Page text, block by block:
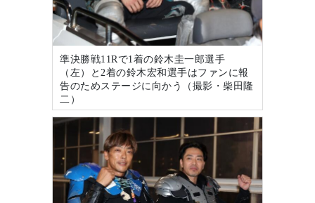
準決勝戦11Rで1着の鈴木圭一郎選手
（左）と2着の鈴木宏和選手はファンに報
告のためステージに向かう（撮影・柴田隆
二）